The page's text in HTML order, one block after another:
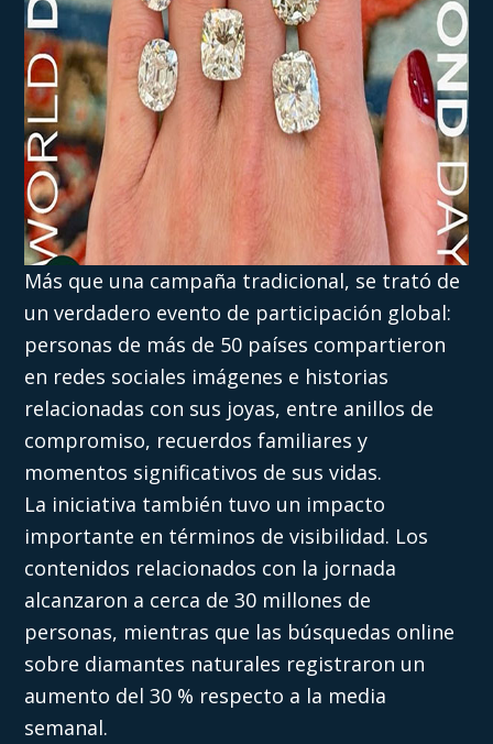
Más que una campaña tradicional, se trató de
un verdadero evento de participación global:
personas de más de 50 países compartieron
en redes sociales imágenes e historias
relacionadas con sus joyas, entre anillos de
compromiso, recuerdos familiares y
momentos significativos de sus vidas.
La iniciativa también tuvo un impacto
importante en términos de visibilidad. Los
contenidos relacionados con la jornada
alcanzaron a cerca de 30 millones de
personas, mientras que las búsquedas online
sobre diamantes naturales registraron un
aumento del 30 % respecto a la media
semanal.